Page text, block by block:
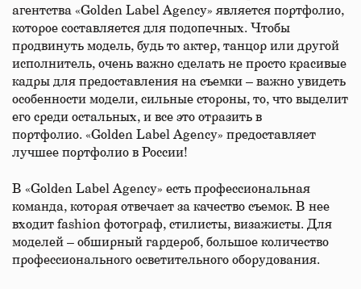
агентства «Golden Label Agency» является портфолио,
которое составляется для подопечных. Чтобы
продвинуть модель, будь то актер, танцор или другой
исполнитель, очень важно сделать не просто красивые
кадры для предоставления на съемки – важно увидеть
особенности модели, сильные стороны, то, что выделит
его среди остальных, и все это отразить в
портфолио. «Golden Label Agency» предоставляет
лучшее портфолио в России!
В «Golden Label Agency» есть профессиональная
команда, которая отвечает за качество съемок. В нее
входит fashion фотограф, стилисты, визажисты. Для
моделей – обширный гардероб, большое количество
профессионального осветительного оборудования.